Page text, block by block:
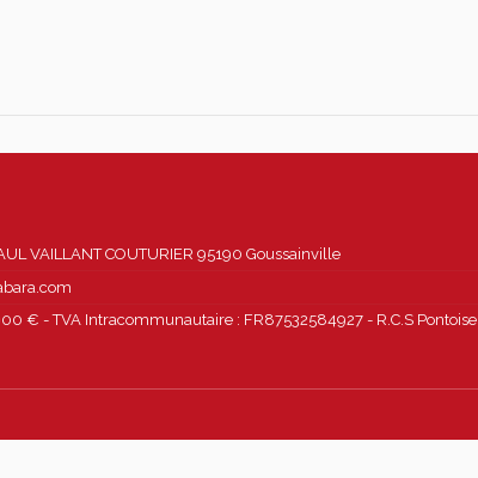
VAILLANT COUTURIER 95190 Goussainville
€ - TVA Intracommunautaire : FR87532584927 - R.C.S Pontoise